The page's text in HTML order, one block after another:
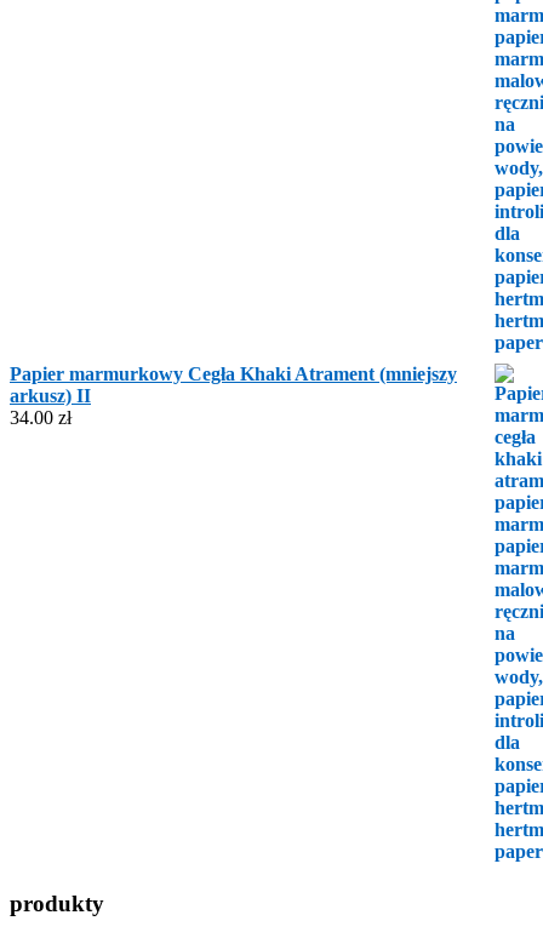
Papier marmurkowy Cegła Khaki Atrament (mniejszy
arkusz) II
34.00 zł
produkty